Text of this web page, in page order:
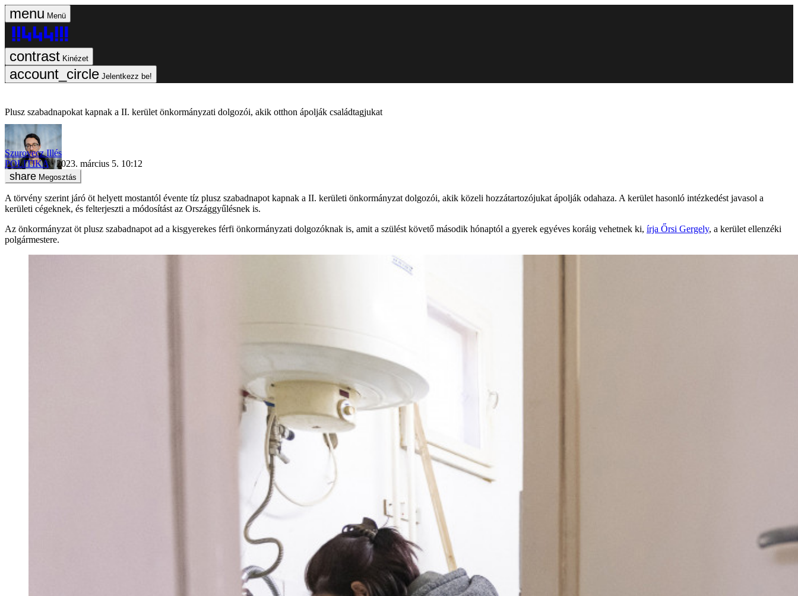
Menü
Kinézet
Jelentkezz be!
Plusz szabadnapokat kapnak a II. kerület önkormányzati dolgozói, akik otthon ápolják családtagjukat
Szurovecz Illés
POLITIKA
2023. március 5. 10:12
Megosztás
A törvény szerint járó öt helyett mostantól évente tíz plusz szabadnapot kapnak a II. kerületi önkormányzat dolgozói, akik közeli hozzátartozójukat ápolják odahaza. A kerület hasonló intézkedést javasol a
kerületi cégeknek, és felterjeszti a módosítást az Országgyűlésnek is.
Az önkormányzat öt plusz szabadnapot ad a kisgyerekes férfi önkormányzati dolgozóknak is, amit a szülést követő második hónaptól a gyerek egyéves koráig vehetnek ki, írja Őrsi Gergely, a kerület ellenzéki
polgármestere.